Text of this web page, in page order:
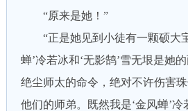
“原来是她！”
“正是她见到小徒有一颗硕大
蝉’冷若冰和‘无影鹄’雪无垠是她
绝尘师太的命令，绝对不许伤害
他们的师弟。既然我是‘金风蝉’